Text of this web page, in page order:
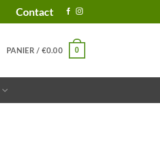
Contact
PANIER / €0.00 0